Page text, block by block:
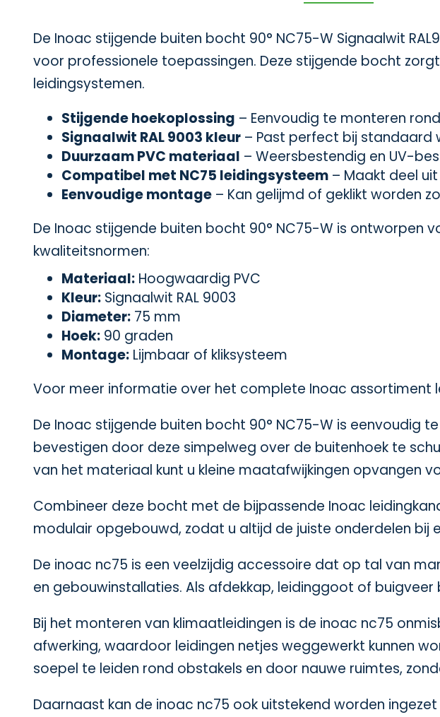
De Inoac stijgende buiten bocht 90° NC75-W Signaalwit
voor professionele toepassingen. Deze stijgende bocht
leidingsystemen.
Stijgende hoekoplossing – Eenvoudig te monteren
Signaalwit RAL 9003 kleur – Past perfect bij standaard
Duurzaam PVC materiaal – Weersbestendig en UV-
Compatibel met NC75 leidingsysteem – Maakt deel
Eenvoudige montage – Kan gelijmd of geklikt worden
De Inoac stijgende buiten bocht 90° NC75-W is
kwaliteitsnormen:
Materiaal: Hoogwaardig PVC
Kleur: Signaalwit RAL 9003
Diameter: 75 mm
Hoek: 90 graden
Montage: Lijmbaar of kliksysteem
Voor meer informatie over het complete Inoac assortiment
De Inoac stijgende buiten bocht 90° NC75-W is eenvoudig
bevestigen door deze simpelweg over de buitenhoek te
van het materiaal kunt u kleine maatafwijkingen opvangen
Combineer deze bocht met de bijpassende Inoac
modulair opgebouwd, zodat u altijd de juiste onderdelen bij
De inoac nc75 is een veelzijdig accessoire dat op tal van
en gebouwinstallaties. Als afdekkap, leidinggoot of
Bij het monteren van klimaatleidingen is de inoac nc75
afwerking, waardoor leidingen netjes weggewerkt kunnen
soepel te leiden rond obstakels en door nauwe ruimtes,
Daarnaast kan de inoac nc75 ook uitstekend worden